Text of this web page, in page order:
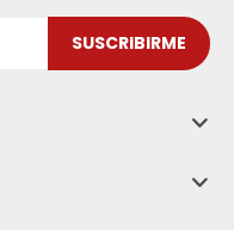
SUSCRIBIRME